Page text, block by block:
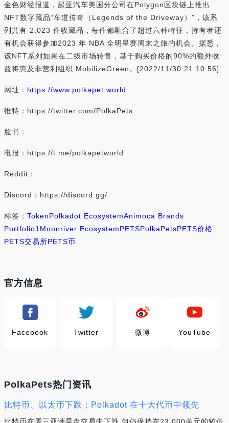
金色财经报道，起亚汽车美国分公司在Polygon区块链上推出
NFT数字藏品“车道传奇（Legends of the Driveway）”，该系
列共有 2,023 件收藏品，每件都融合了超过六种特征，持有者还
有机会获得参加2023 年 NBA 全明星赛周末之旅的机会。据悉，
该NFT系列如果在二级市场转售，基于购买价格的90%的额外收
益将惠及非营利组织 MobilizeGreen。[2022/11/30 21:10:56]
网址： https://www.polkapet.world
推特：https://twitter.com/PolkaPets
脸书：
电报：https://t.me/polkapetworld
Reddit：
Discord：https://discord.gg/
标签： TokenPolkadot EcosystemAnimoca Brands
Portfolio1 Moonriver EcosystemPETSPolkaPetsPETS价格
PETS交易所PETS币
官方信息
Facebook Twitter 微博 YouTube
PolkaPets热门资讯
比特币、以太币下跌；Polkadot 在十大代币中领先